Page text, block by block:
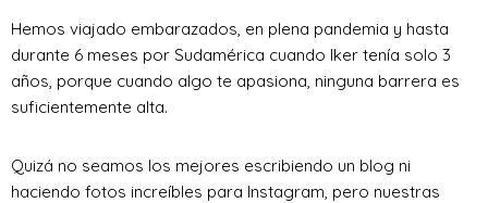
Hemos viajado embarazados, en plena pandemia y hasta
durante 6 meses por Sudamérica cuando Iker tenía solo 3
años, porque cuando algo te apasiona, ninguna barrera es
suficientemente alta.
Quizá no seamos los mejores escribiendo un blog ni
haciendo fotos increíbles para Instagram, pero nuestras